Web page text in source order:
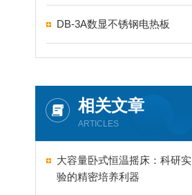
DB-3A数显不锈钢电热板
相关文章
ARTICLES
大容量卧式恒温摇床：科研实
验的精密培养利器